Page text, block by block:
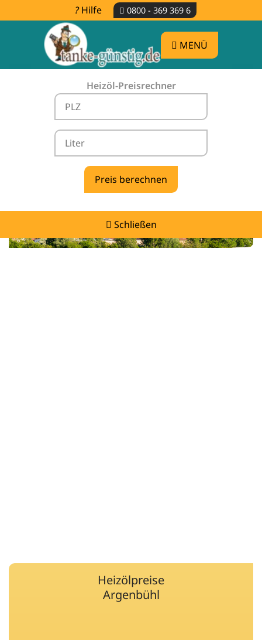
Hilfe 0800 - 369 369 6
MENÜ
Heizöl-Preisrechner
Schließen
Heizölpreise Argenbühl -
vergleichen & günstig tanken
Heizölpreise
Argenbühl